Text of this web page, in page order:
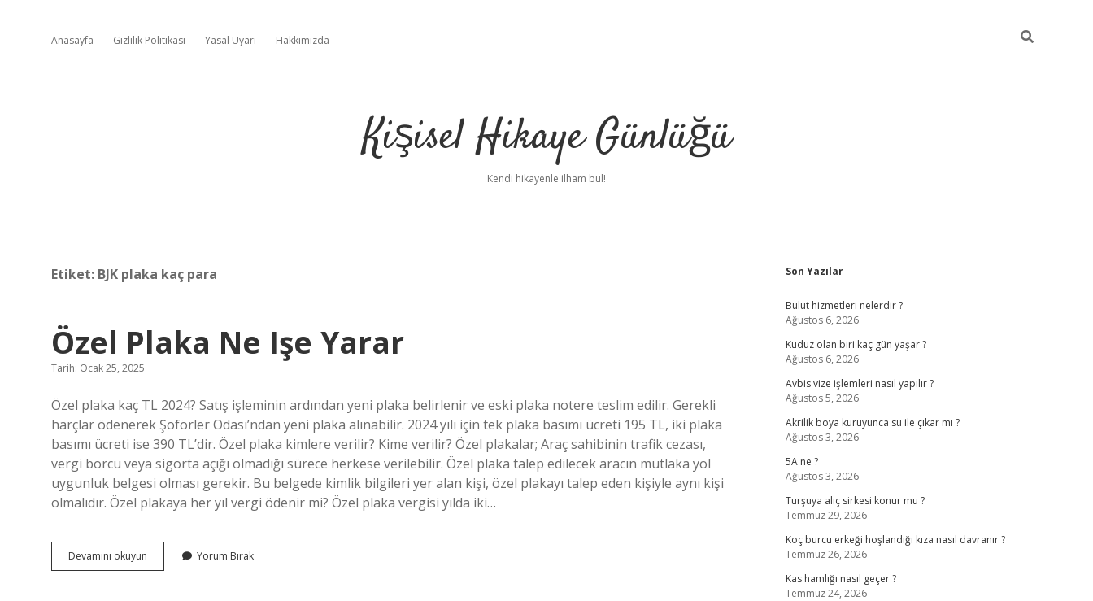
Anasayfa Gizlilik Politikası Yasal Uyarı Hakkımızda
Kişisel Hikaye Günlüğü
Kendi hikayenle ilham bul!
Etiket: BJK plaka kaç para
Özel Plaka Ne Işe Yarar
Tarih: Ocak 25, 2025
Özel plaka kaç TL 2024? Satış işleminin ardından yeni plaka belirlenir ve eski plaka notere teslim edilir. Gerekli
harçlar ödenerek Şoförler Odası’ndan yeni plaka alınabilir. 2024 yılı için tek plaka basımı ücreti 195 TL, iki plaka
basımı ücreti ise 390 TL’dir. Özel plaka kimlere verilir? Kime verilir? Özel plakalar; Araç sahibinin trafik cezası,
vergi borcu veya sigorta açığı olmadığı sürece herkese verilebilir. Özel plaka talep edilecek aracın mutlaka yol
uygunluk belgesi olması gerekir. Bu belgede kimlik bilgileri yer alan kişi, özel plakayı talep eden kişiyle aynı kişi
olmalıdır. Özel plakaya her yıl vergi ödenir mi? Özel plaka vergisi yılda iki…
Devamını okuyun
Plaka
Yorum Bırak
Sidebar
Son Yazılar
Bulut hizmetleri nelerdir ?
Ağustos 6, 2026
Kuduz olan biri kaç gün yaşar ?
Ağustos 6, 2026
Avbis vize işlemleri nasıl yapılır ?
Ağustos 5, 2026
Akrilik boya kuruyunca su ile çıkar mı ?
Ağustos 3, 2026
5A ne ?
Ağustos 3, 2026
Turşuya alıç sirkesi konur mu ?
Temmuz 29, 2026
Koç burcu erkeği hoşlandığı kıza nasıl davranır ?
Temmuz 26, 2026
Kas hamlığı nasıl geçer ?
Temmuz 24, 2026